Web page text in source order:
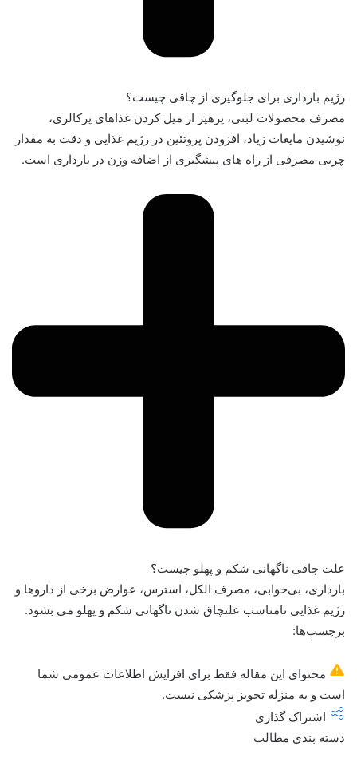
رژیم بارداری برای جلوگیری از چاقی چیست؟
مصرف محصولات لبنی، پرهیز از میل کردن غذاهای پرکالری،
نوشیدن مایعات زیاد، افزودن پروتئین در رژیم غذایی و دقت به مقدار
چربی مصرفی از راه های پیشگیری از اضافه وزن در بارداری است.
علت چاقی ناگهانی شکم و پهلو چیست؟
بارداری، بی‌خوابی، مصرف الکل، استرس، عوارض برخی از داروها و
رژیم غذایی نامناسب علتچاق شدن ناگهانی شکم و پهلو می بشود.
برچسب‌ها:
محتوای این مقاله فقط برای افزایش اطلاعات عمومی شما
است و به منزله تجویز پزشکی نیست.
اشتراک گذاری
دسته بندی مطالب